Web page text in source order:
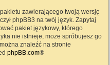
zawierającego twoją wersję
phpBB3 na twój język. Zapytaj
pakiet językowy, którego
nie istnieje, może spróbujesz go
znaleźć na stronie
phpBB.com®